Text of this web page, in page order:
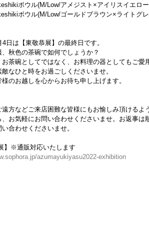
ボウル(M/Low/アメジスト×アイリスイエロ
ボウル(M/Low/ゴールドブラウン×ライトグ
日は【東敬恭展】の最終日です。
秋色の茶碗で如何でしょうか？
お茶碗としてではなく、お料理の器としてもご
敵なひと時をお過ごしくださいませ。
のお越しを心からお待ち申し上げます。
遠方などご来店困難な皆様にもお愉しみ頂ける
、お気軽にお問い合わせくださいませ。お返事
合わせくださいませ。
】※通販対応いたします
azumayukiyasu2022-exhibition